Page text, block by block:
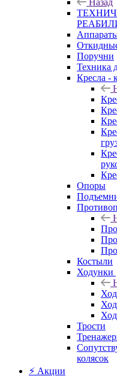
Поручни
Техника
Кресла -
Опоры
Костыли
Ходунки
Трости
колясок
⚡ Акции